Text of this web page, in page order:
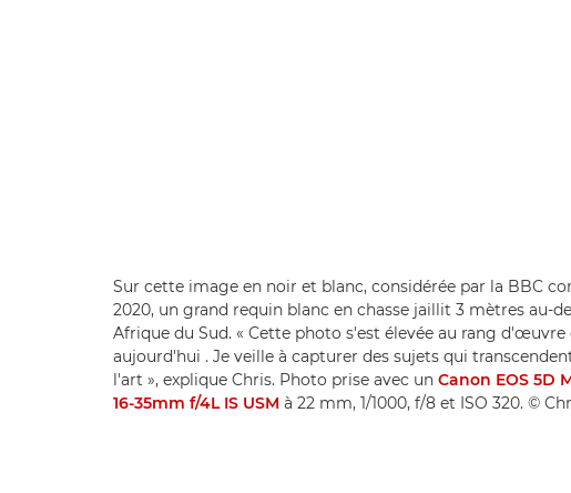
Sur cette image en noir et blanc, considérée par la BBC
2020, un grand requin blanc en chasse jaillit 3 mètres au-
Afrique du Sud. « Cette photo s'est élevée au rang
aujourd'hui . Je veille à capturer des sujets qui
l'art », explique Chris. Photo prise avec un Canon EOS 5D
16-35mm f/4L IS USM à 22 mm, 1/1000, f/8 et ISO 320. ©